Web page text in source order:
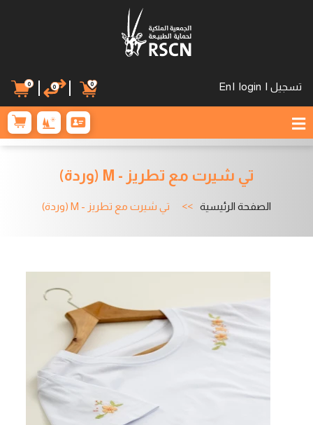
تسجيل |
login
|
En
0
0
0
تي شيرت مع تطريز - M (وردة)
الصفحة الرئيسية تي شيرت مع تطريز - M (وردة)